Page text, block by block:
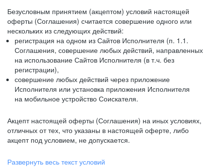
Безусловным принятием (акцептом) условий настоящей
оферты (Соглашения) считается совершение одного или
нескольких из следующих действий:
регистрация на одном из Сайтов Исполнителя (п. 1.1.
Соглашения, совершение любых действий, направленных
на использование Сайтов Исполнителя (в т.ч. без
регистрации),
совершение любых действий через приложение
Исполнителя или установка приложения Исполнителя
на мобильное устройство Соискателя.
Акцепт настоящей оферты (Соглашения) на иных условиях,
отличных от тех, что указаны в настоящей оферте, либо
акцепт под условием, не допускается.
Развернуть весь текст условий